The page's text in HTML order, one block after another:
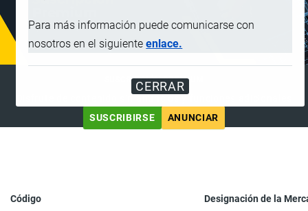
Para más información puede comunicarse con
nosotros en el siguienteenlace.
CERRAR
SUSCRIPCIÓN PREMIUM
SUSCRIBIRSE
ANUNCIAR
Código
Designación de la